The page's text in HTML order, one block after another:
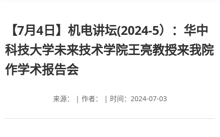
【7月4日】机电讲坛(2024-5）：华中
科技大学未来技术学院王亮教授来我院
作学术报告会
来源： | 作者： | 时间：2024-07-03